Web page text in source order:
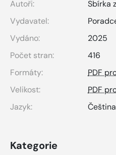
Autoři:
Sbírka
Vydavatel:
Vydáno:
2025
Počet stran:
416
Formáty:
PDF
Velikost:
PDF
Jazyk:
Čeština
Kategorie